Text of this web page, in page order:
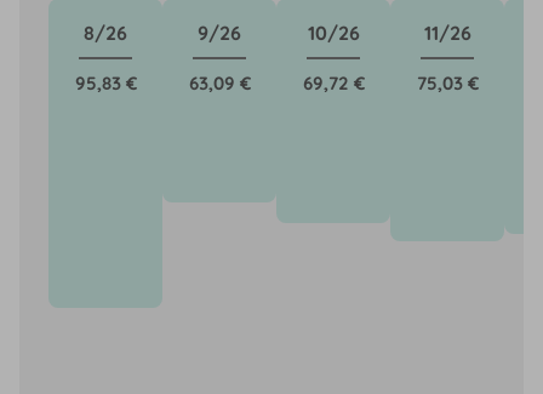
8/26
95,83 €
9/26
63,09 €
10/26
69,72 €
11/26
75,03 €